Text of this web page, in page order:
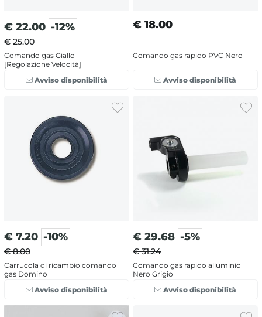
€ 22.00 -12%
€ 25.00
Comando gas Giallo
[Regolazione Velocità]
Avviso disponibilità
€ 18.00
Comando gas rapido PVC Nero
Avviso disponibilità
€ 7.20 -10%
€ 8.00
Carrucola di ricambio comando
gas Domino
Avviso disponibilità
€ 29.68 -5%
€ 31.24
Comando gas rapido alluminio
Nero Grigio
Avviso disponibilità